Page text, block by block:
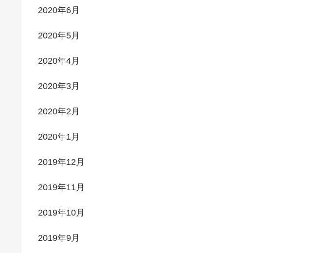
2020年6月
2020年5月
2020年4月
2020年3月
2020年2月
2020年1月
2019年12月
2019年11月
2019年10月
2019年9月